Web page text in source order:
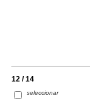
12 / 14
seleccionar